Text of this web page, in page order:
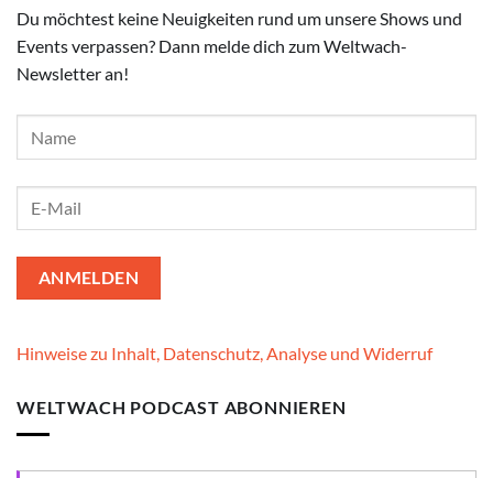
Du möchtest keine Neuigkeiten rund um unsere Shows und
Events verpassen? Dann melde dich zum Weltwach-
Newsletter an!
Hinweise zu Inhalt, Datenschutz, Analyse und Widerruf
WELTWACH PODCAST ABONNIEREN